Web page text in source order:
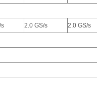
s 2.0 GS/s 2.0 GS/s